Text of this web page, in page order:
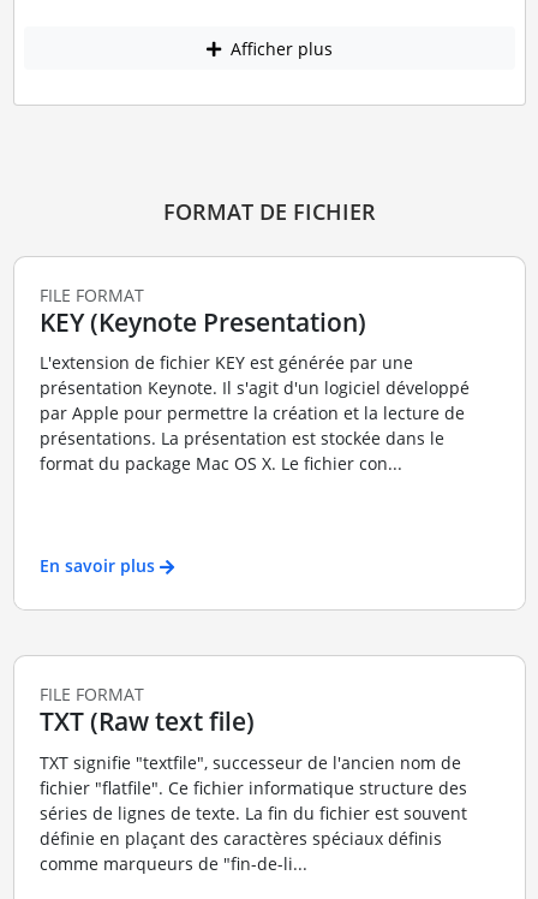
Afficher plus
FORMAT DE FICHIER
FILE FORMAT
KEY (Keynote Presentation)
L'extension de fichier KEY est générée par une
présentation Keynote. Il s'agit d'un logiciel développé
par Apple pour permettre la création et la lecture de
présentations. La présentation est stockée dans le
format du package Mac OS X. Le fichier con...
En savoir plus
FILE FORMAT
TXT (Raw text file)
TXT signifie "textfile", successeur de l'ancien nom de
fichier "flatfile". Ce fichier informatique structure des
séries de lignes de texte. La fin du fichier est souvent
définie en plaçant des caractères spéciaux définis
comme marqueurs de "fin-de-li...